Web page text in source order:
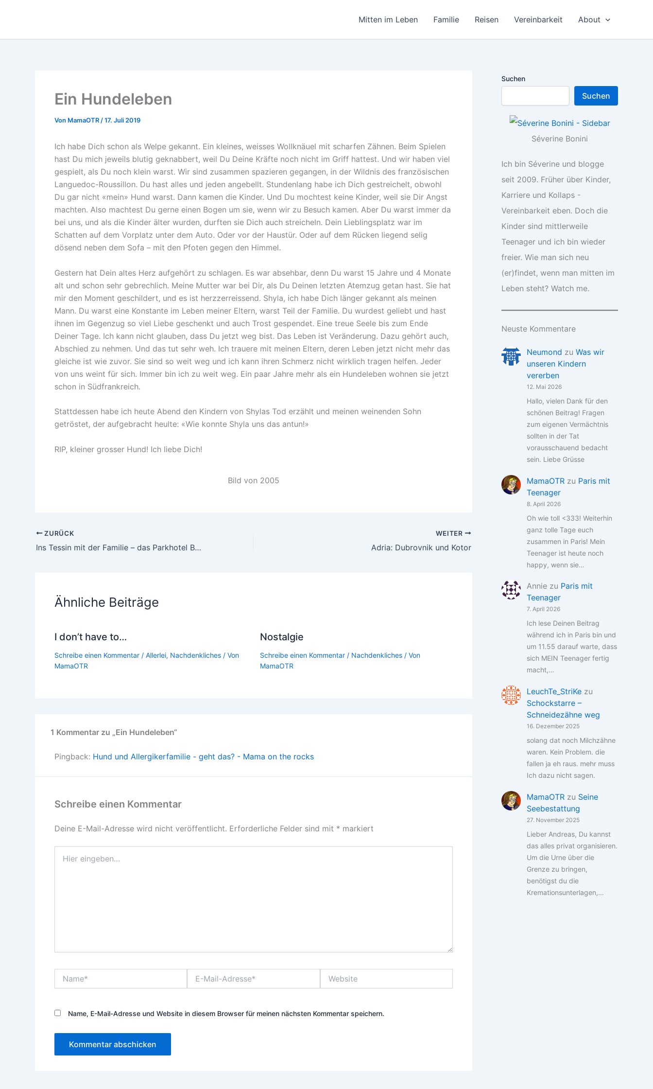
Mitten im Leben Familie Reisen Vereinbarkeit About
Ein Hundeleben
Von MamaOTR /17. Juli 2019
Ich habe Dich schon als Welpe gekannt. Ein kleines, weisses Wollknäuel mit scharfen Zähnen. Beim Spielen
hast Du mich jeweils blutig geknabbert, weil Du Deine Kräfte noch nicht im Griff hattest. Und wir haben viel
gespielt, als Du noch klein warst. Wir sind zusammen spazieren gegangen, in der Wildnis des französischen
Languedoc-Roussillon. Du hast alles und jeden angebellt. Stundenlang habe ich Dich gestreichelt, obwohl
Du gar nicht «mein» Hund warst. Dann kamen die Kinder. Und Du mochtest keine Kinder, weil sie Dir Angst
machten. Also machtest Du gerne einen Bogen um sie, wenn wir zu Besuch kamen. Aber Du warst immer da
bei uns, und als die Kinder älter wurden, durften sie Dich auch streicheln. Dein Lieblingsplatz war im
Schatten auf dem Vorplatz unter dem Auto. Oder vor der Haustür. Oder auf dem Rücken liegend selig
dösend neben dem Sofa – mit den Pfoten gegen den Himmel.
Gestern hat Dein altes Herz aufgehört zu schlagen. Es war absehbar, denn Du warst 15 Jahre und 4 Monate
alt und schon sehr gebrechlich. Meine Mutter war bei Dir, als Du Deinen letzten Atemzug getan hast. Sie hat
mir den Moment geschildert, und es ist herzzerreissend. Shyla, ich habe Dich länger gekannt als meinen
Mann. Du warst eine Konstante im Leben meiner Eltern, warst Teil der Familie. Du wurdest geliebt und hast
ihnen im Gegenzug so viel Liebe geschenkt und auch Trost gespendet. Eine treue Seele bis zum Ende
Deiner Tage. Ich kann nicht glauben, dass Du jetzt weg bist. Das Leben ist Veränderung. Dazu gehört auch,
Abschied zu nehmen. Und das tut sehr weh. Ich trauere mit meinen Eltern, deren Leben jetzt nicht mehr das
gleiche ist wie zuvor. Sie sind so weit weg und ich kann ihren Schmerz nicht wirklich tragen helfen. Jeder
von uns weint für sich. Immer bin ich zu weit weg. Ein paar Jahre mehr als ein Hundeleben wohnen sie jetzt
schon in Südfrankreich.
Stattdessen habe ich heute Abend den Kindern von Shylas Tod erzählt und meinen weinenden Sohn
getröstet, der aufgebracht heulte: «Wie konnte Shyla uns das antun!»
RIP, kleiner grosser Hund! Ich liebe Dich!
Bild von 2005
ZURÜCK
Ins Tessin mit der Familie – das Parkhotel Brenscino in Brissago #Werbung
WEITER
Adria: Dubrovnik und Kotor
Ähnliche Beiträge
I don’t have to…
Schreibe einen Kommentar / Allerlei, Nachdenkliches / Von
MamaOTR
Nostalgie
Schreibe einen Kommentar / Nachdenkliches/ Von
MamaOTR
1 Kommentar zu „Ein Hundeleben“
Pingback: Hund und Allergikerfamilie - geht das? - Mama on the rocks
Schreibe einen Kommentar
Deine E-Mail-Adresse wird nicht veröffentlicht. Erforderliche Felder sind mit * markiert
eingeben…
Mail-
Name, E-Mail-Adresse und Website in diesem Browser für meinen nächsten Kommentar speichern.
Suchen
Suchen
Séverine Bonini
Ich bin Séverine und blogge
seit 2009. Früher über Kinder,
Karriere und Kollaps -
Vereinbarkeit eben. Doch die
Kinder sind mittlerweile
Teenager und ich bin wieder
freier. Wie man sich neu
(er)findet, wenn man mitten im
Leben steht? Watch me.
Neuste Kommentare
Neumond zu Was wir
unseren Kindern
vererben
12. Mai 2026
Hallo, vielen Dank für den
schönen Beitrag! Fragen
zum eigenen Vermächtnis
sollten in der Tat
vorausschauend bedacht
sein. Liebe Grüsse
MamaOTR zu Paris mit
Teenager
8. April 2026
Oh wie toll <333! Weiterhin
ganz tolle Tage euch
zusammen in Paris! Mein
Teenager ist heute noch
happy, wenn sie…
Annie zu Paris mit
Teenager
7. April 2026
Ich lese Deinen Beitrag
während ich in Paris bin und
um 11.55 darauf warte, dass
sich MEIN Teenager fertig
macht,…
LeuchTe_StriKe zu
Schockstarre –
Schneidezähne weg
16. Dezember 2025
solang dat noch Milchzähne
waren. Kein Problem. die
fallen ja eh raus. mehr muss
Ich dazu nicht sagen.
MamaOTR zu Seine
Seebestattung
27. November 2025
Lieber Andreas, Du kannst
das alles privat organisieren.
Um die Urne über die
Grenze zu bringen,
benötigst du die
Kremationsunterlagen,…